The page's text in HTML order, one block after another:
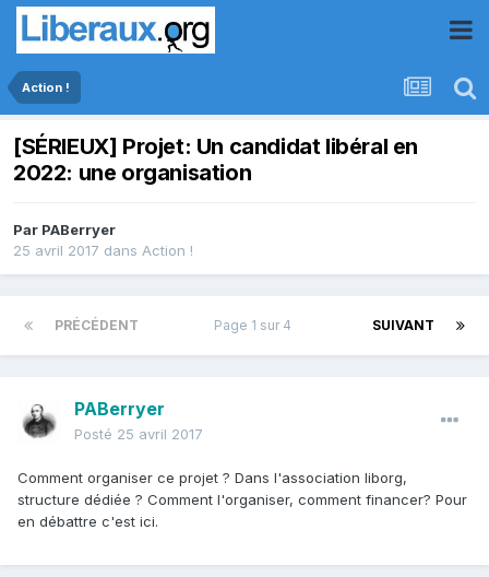
Action !
[SÉRIEUX] Projet: Un candidat libéral en
2022: une organisation
Par PABerryer
25 avril 2017 dans Action !
PRÉCÉDENT SUIVANT
Page 1 sur 4
PABerryer
Posté 25 avril 2017
Comment organiser ce projet ? Dans l'association liborg,
structure dédiée ? Comment l'organiser, comment financer? Pour
en débattre c'est ici.